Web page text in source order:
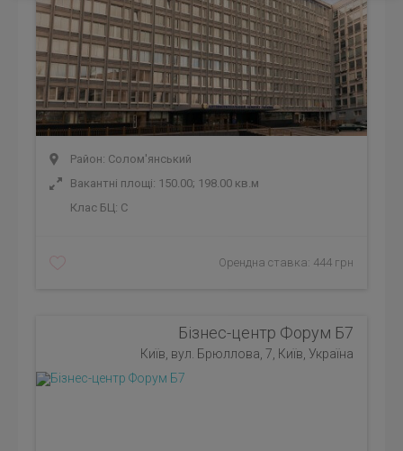
Район: Солом'янський
Вакантні площі: 150.00; 198.00 кв.м
Клас БЦ: C
Орендна ставка: 444 грн
Бізнес-центр Форум Б7
Київ, вул. Брюллова, 7, Київ, Україна